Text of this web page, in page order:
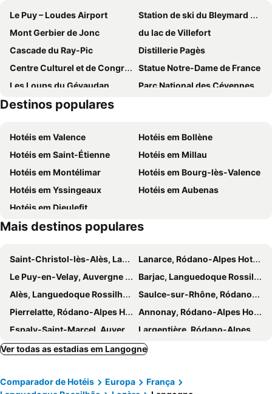
Le Puy – Loudes Airport
Station de ski du Bleymard Mont Lozère
Mont Gerbier de Jonc
du lac de Villefort
Cascade du Ray-Pic
Distillerie Pagès
Centre Culturel et de Congrès Pierre Cardinal
Statue Notre-Dame de France
Les Loups du Gévaudan
Parc National des Cévennes
Village médiéval
Destinos populares
Hotéis em Valence
Hotéis em Bollène
Hotéis em Saint-Étienne
Hotéis em Millau
Hotéis em Montélimar
Hotéis em Bourg-lès-Valence
Hotéis em Yssingeaux
Hotéis em Aubenas
Hotéis em Dieulefit
Mais destinos populares
Saint-Christol-lès-Alès, Languedoque Rossilhão Hotéis
Lanarce, Ródano-Alpes Hotéis
Le Puy-en-Velay, Auvergne Hotéis
Barjac, Languedoque Rossilhão Hotéis
Alès, Languedoque Rossilhão Hotéis
Saulce-sur-Rhône, Ródano-Alpes Hotéis
Pierrelatte, Ródano-Alpes Hotéis
Annonay, Ródano-Alpes Hotéis
Espaly-Saint-Marcel, Auvergne Hotéis
Largentière, Ródano-Alpes Hotéis
Vals-les-Bains, Ródano-Alpes Hotéis
Grospierres, Ródano-Alpes Hotéis
Coux, Ródano-Alpes Hotéis
Issirac, Languedoque Rossilhão Hotéis
Ver todas as estadias em Langogne
Comparador de Hotéis Europa
França